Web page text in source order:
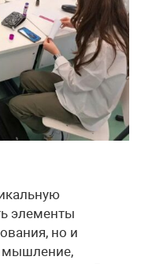
элементы
но и
мышление,